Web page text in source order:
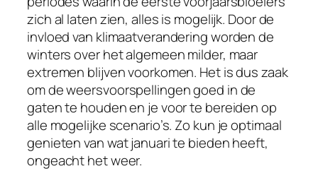
zich al laten zien, alles is mogelijk. Door de
invloed van klimaatverandering worden de
winters over het algemeen milder, maar
extremen blijven voorkomen. Het is dus zaak
om de weersvoorspellingen goed in de
gaten te houden en je voor te bereiden op
alle mogelijke scenario’s. Zo kun je optimaal
genieten van wat januari te bieden heeft,
ongeacht het weer.